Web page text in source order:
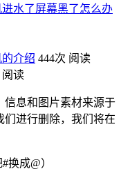
水了屏幕黑了怎么办
介绍 444次 阅读
阅读
信息和图片素材来源于
们进行删除，我们将在
换成@）